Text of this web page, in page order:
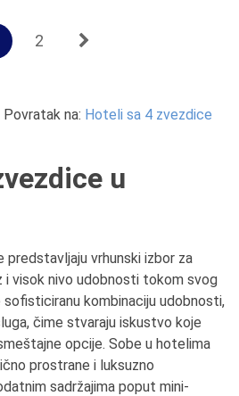
2
Povratak na: Hoteli sa 4 zvezdice
u
vrhunski izbor za
i visok nivo udobnosti tokom svog
sofisticiranu kombinaciju udobnosti,
čime stvaraju iskustvo koje
opcije. Sobe u hotelima
prostrane i luksuzno
sadržajima poput mini-